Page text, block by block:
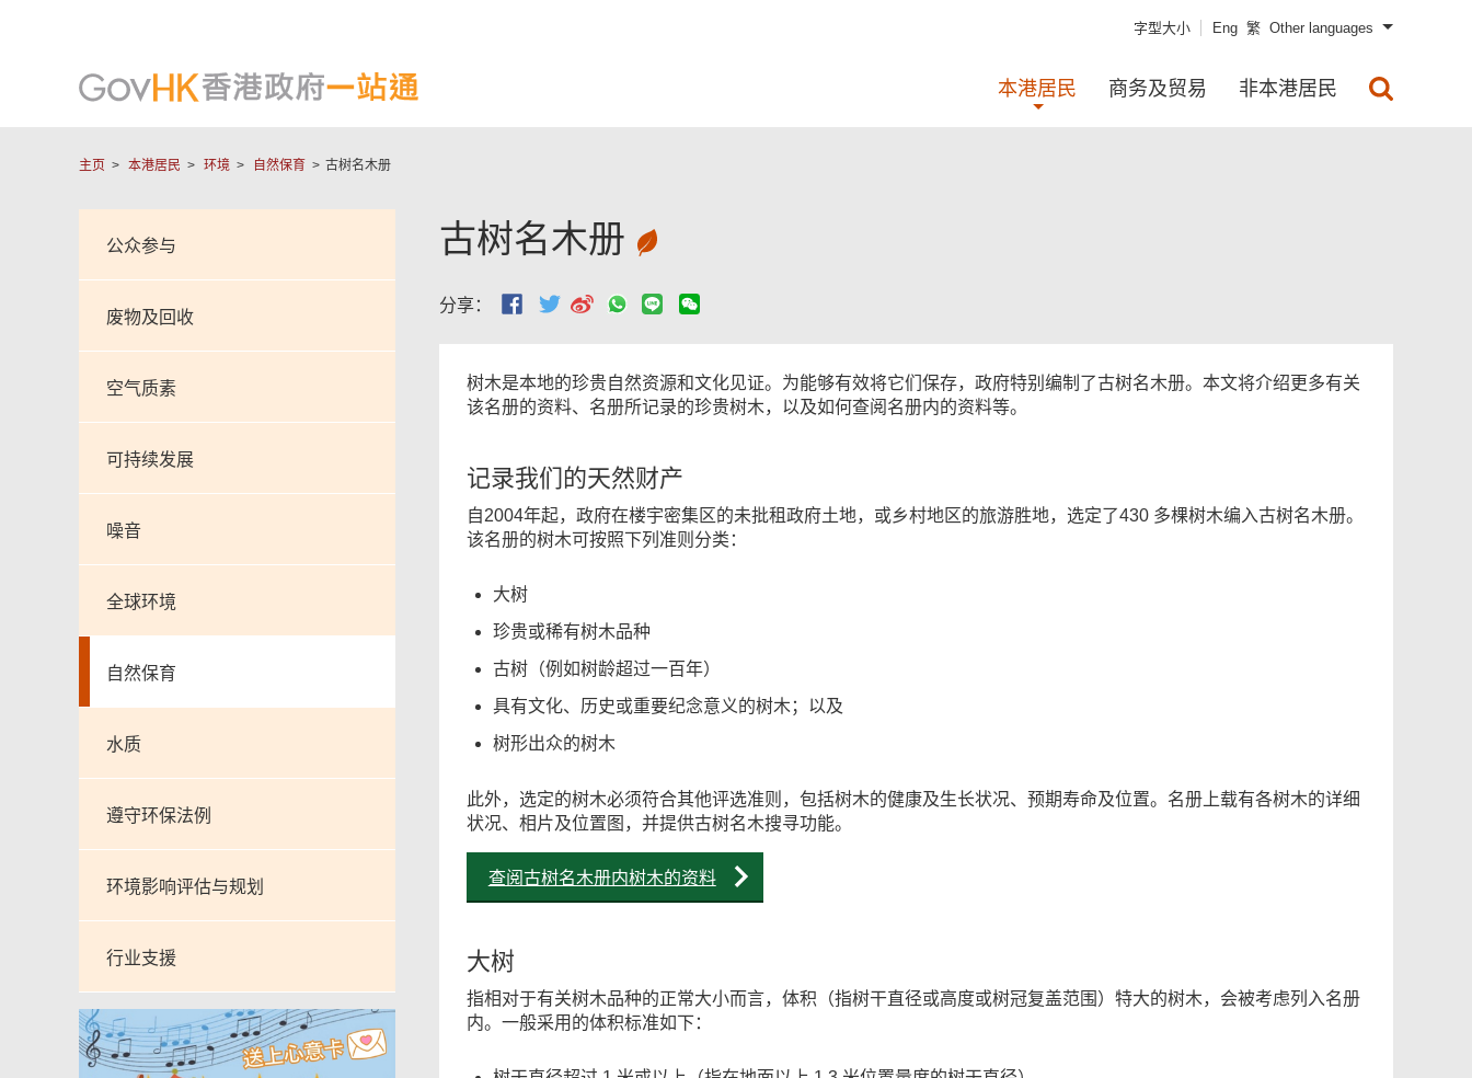
字型大小 Eng 繁 Other languages
本港居民 商务及贸易 非本港居民
主页 本港居民 环境 自然保育 古树名木册
公众参与
废物及回收
空气质素
可持续发展
噪音
全球环境
自然保育
水质
遵守环保法例
环境影响评估与规划
行业支援
古树名木册
分享：
树木是本地的珍贵自然资源和文化见证。为能够有效将它们保存，政府特别编制了古树名木册。本文将介绍更多有关
该名册的资料、名册所记录的珍贵树木，以及如何查阅名册内的资料等。
记录我们的天然财产
自2004年起，政府在楼宇密集区的未批租政府土地，或乡村地区的旅游胜地，选定了430 多棵树木编入古树名木册。
该名册的树木可按照下列准则分类：
大树
珍贵或稀有树木品种
古树（例如树龄超过一百年）
具有文化、历史或重要纪念意义的树木；以及
树形出众的树木
此外，选定的树木必须符合其他评选准则，包括树木的健康及生长状况、预期寿命及位置。名册上载有各树木的详细
状况、相片及位置图，并提供古树名木搜寻功能。
查阅古树名木册内树木的资料
大树
指相对于有关树木品种的正常大小而言，体积（指树干直径或高度或树冠复盖范围）特大的树木，会被考虑列入名册
内。一般采用的体积标准如下：